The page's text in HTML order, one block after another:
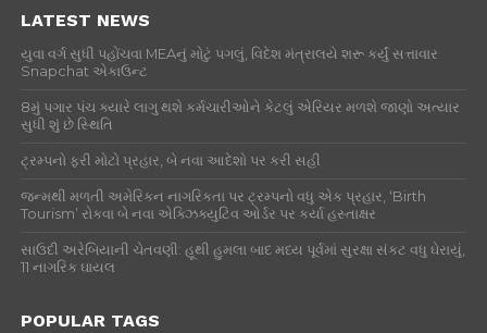
LATEST NEWS
યુવા વર્ગ સુધી પહોંચવા MEAનું મોટું પગલું, વિદેશ મંત્રાલયે શરૂ કર્યું સત્તાવાર
Snapchat એકાઉન્ટ
8મું પગાર પંચ ક્યારે લાગુ થશે કર્મચારીઓને કેટલું એરિયર મળશે જાણો અત્યાર
સુધી શું છે સ્થિતિ
ટ્રમ્પનો ફરી મોટો પ્રહાર, બે નવા આદેશો પર કરી સહી
જન્મથી મળતી અમેરિકન નાગરિકતા પર ટ્રમ્પનો વધુ એક પ્રહાર, ‘Birth
Tourism’ રોકવા બે નવા એક્ઝિક્યુટિવ ઓર્ડર પર કર્યા હસ્તાક્ષર
સાઉદી અરેબિયાની ચેતવણી: હૂથી હુમલા બાદ મધ્ય પૂર્વમાં સુરક્ષા સંકટ વધુ ઘેરાયું,
11 નાગરિક ઘાયલ
POPULAR TAGS